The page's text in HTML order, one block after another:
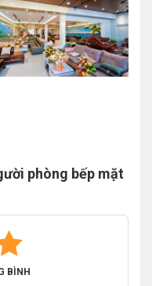
phòng bếp mặt
BÌNH